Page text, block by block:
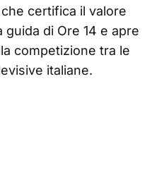
certifica il valore
di Ore 14 e apre
competizione tra le
italiane.